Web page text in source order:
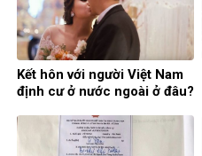
Kết hôn với người Việt Nam
định cư ở nước ngoài ở đâu?